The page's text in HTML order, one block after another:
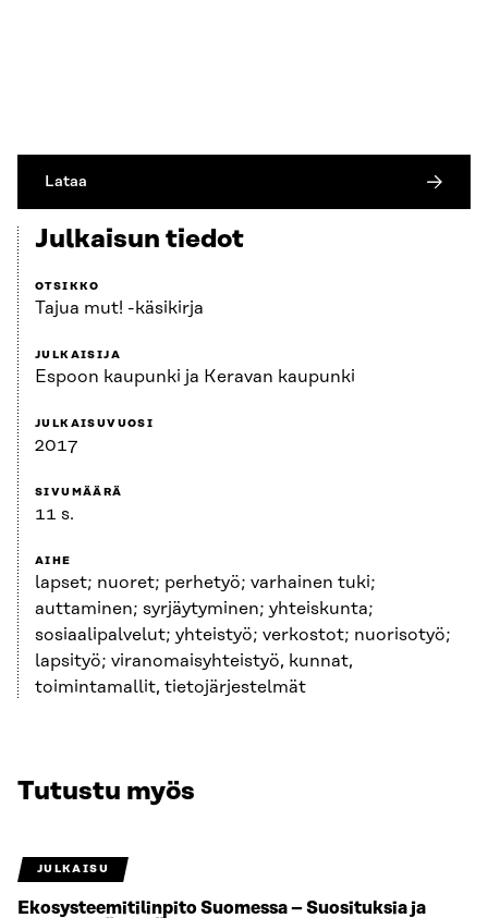
Lataa
Julkaisun tiedot
OTSIKKO
Tajua mut! -käsikirja
JULKAISIJA
Espoon kaupunki ja Keravan kaupunki
JULKAISUVUOSI
2017
SIVUMÄÄRÄ
11 s.
AIHE
lapset; nuoret; perhetyö; varhainen tuki;
auttaminen; syrjäytyminen; yhteiskunta;
sosiaalipalvelut; yhteistyö; verkostot; nuorisotyö;
lapsityö; viranomaisyhteistyö, kunnat,
toimintamallit, tietojärjestelmät
Tutustu myös
JULKAISU
Ekosysteemitilinpito Suomessa – Suosituksia ja